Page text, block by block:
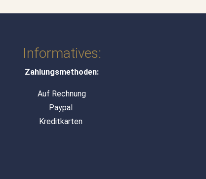
Informatives:
Zahlungsmethoden:
Auf Rechnung
Paypal
Kreditkarten